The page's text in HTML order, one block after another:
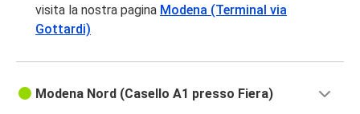
visita la nostra pagina Modena (Terminal via
Gottardi)
Modena Nord (Casello A1 presso Fiera)